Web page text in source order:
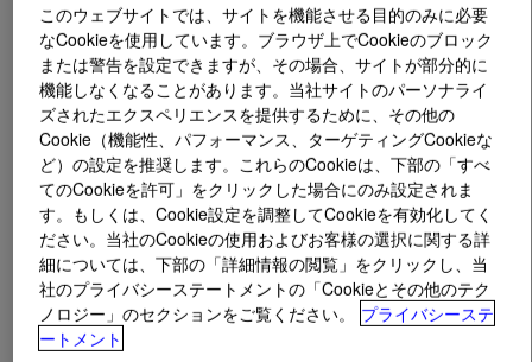
とはXIAMETER™ RBB-2210-70 Base?
高機械的特性、高引裂強度、増量充填剤に対応する能
力、非常に優れた高温成形品取り出し性能を持つ硬度
70 度、半透明、高強度、無触媒シリコーンゴムベー
このウェブサイトでは、サイトを機能させる目的のみに必要
なCookieを使用しています。ブラウザ上でCookieのブロック
または警告を設定できますが、その場合、サイトが部分的に
機能しなくなることがあります。当社サイトのパーソナライ
ズされたエクスペリエンスを提供するために、その他の
Cookie（機能性、パフォーマンス、ターゲティングCookieな
ど）の設定を推奨します。これらのCookieは、下部の「すべ
てのCookieを許可」をクリックした場合にのみ設定されま
す。もしくは、Cookie設定を調整してCookieを有効化してく
ださい。当社のCookieの使用およびお客様の選択に関する詳
細については、下部の「詳細情報の閲覧」をクリックし、当
社のプライバシーステートメントの「Cookieとその他のテク
ノロジー」のセクションをご覧ください。
プライバシーステ
ートメント